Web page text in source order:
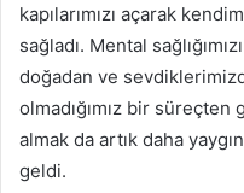
kapılarımızı açarak
sağladı. Mental
doğadan ve
olmadığımız bir
almak da artık daha
geldi.